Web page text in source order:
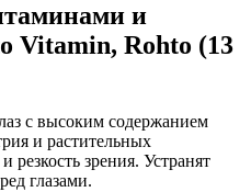
и
Vitamin, Rohto (13
с высоким содержанием
и растительных
резкость зрения. Устранят
глазами.